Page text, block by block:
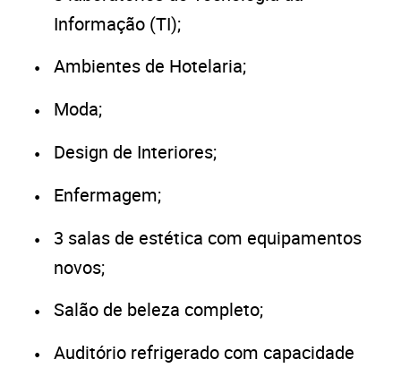
Informação (TI);
Ambientes de Hotelaria;
Moda;
Design de Interiores;
Enfermagem;
3 salas de estética com equipamentos
novos;
Salão de beleza completo;
Auditório refrigerado com capacidade